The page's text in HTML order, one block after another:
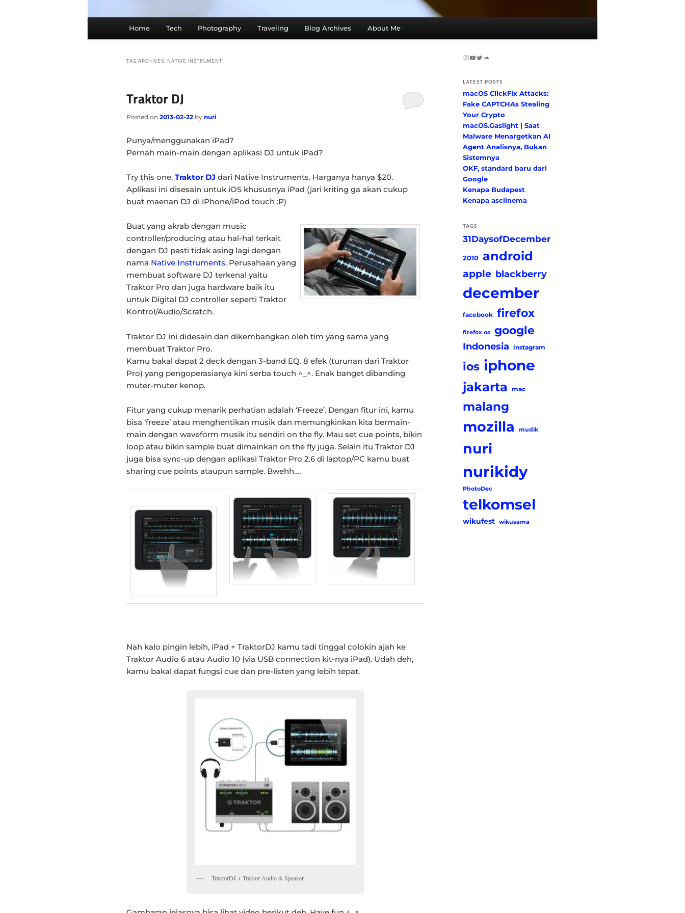
Home Tech Photography Traveling Blog Archives About Me
TAG ARCHIVES: NATIVE INSTRUMENT
Traktor DJ
Posted on 2013-02-22 by nuri
Punya/menggunakan iPad?
Pernah main-main dengan aplikasi DJ untuk iPad?
Try this one. Traktor DJ dari Native Instruments. Harganya hanya $20.
Aplikasi ini disesain untuk iOS khususnya iPad (jari kriting ga akan cukup
buat maenan DJ di iPhone/iPod touch :P)
Buat yang akrab dengan music
controller/producing atau hal-hal terkait
dengan DJ pasti tidak asing lagi dengan
nama Native Instruments. Perusahaan yang
membuat software DJ terkenal yaitu
Traktor Pro dan juga hardware baik itu
untuk Digital DJ controller seperti Traktor
Kontrol/Audio/Scratch.
Traktor DJ ini didesain dan dikembangkan oleh tim yang sama yang
membuat Traktor Pro.
Kamu bakal dapat 2 deck dengan 3-band EQ. 8 efek (turunan dari Traktor
Pro) yang pengoperasianya kini serba touch ^_^. Enak banget dibanding
muter-muter kenop.
Fitur yang cukup menarik perhatian adalah ‘Freeze’. Dengan fitur ini, kamu
bisa ‘freeze’ atau menghentikan musik dan memungkinkan kita bermain-
main dengan waveform musik itu sendiri on the fly. Mau set cue points, bikin
loop atau bikin sample buat dimainkan on the fly juga. Selain itu Traktor DJ
juga bisa sync-up dengan aplikasi Traktor Pro 2.6 di laptop/PC kamu buat
sharing cue points ataupun sample. Bwehh….
Nah kalo pingin lebih, iPad + TraktorDJ kamu tadi tinggal colokin ajah ke
Traktor Audio 6 atau Audio 10 (via USB connection kit-nya iPad). Udah deh,
kamu bakal dapat fungsi cue dan pre-listen yang lebih tepat.
TraktorDJ + Traktor Audio & Speaker
Instagram
YouTube
Twitter
SoundCloud
LATEST POSTS
macOS ClickFix Attacks:
Fake CAPTCHAs Stealing
Your Crypto
macOS.Gaslight | Saat
Malware Menargetkan AI
Agent Analisnya, Bukan
Sistemnya
OKF, standard baru dari
Google
Kenapa Budapest
Kenapa asciinema
TAGS
31DaysofDecember
2010 android
apple blackberry
december
facebook firefox
firefox os google
Indonesia instagram
ios iphone
jakarta mac
malang
mozilla mudik
nuri
nurikidy
PhotoDec
telkomsel
wikufest wikusama